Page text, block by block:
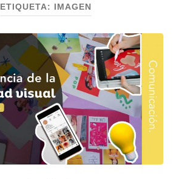
ETIQUETA: IMAGEN